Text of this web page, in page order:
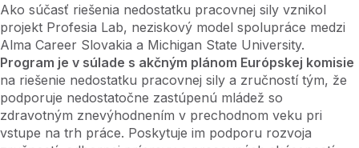
Ako súčasť riešenia nedostatku pracovnej sily vznikol
projekt Profesia Lab, neziskový model spolupráce medzi
Alma Career Slovakia a Michigan State University.
Program je v súlade s akčným plánom Európskej komisie
na riešenie nedostatku pracovnej sily a zručností tým, že
podporuje nedostatočne zastúpenú mládež so
zdravotným znevýhodnením v prechodnom veku pri
vstupe na trh práce. Poskytuje im podporu rozvoja